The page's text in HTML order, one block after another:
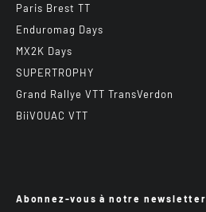
Paris Brest TT
Enduromag Days
MX2K Days
SUPERTROPHY
Grand Rallye VTT TransVerdon
BiiVOUAC VTT
Abonnez-vous à notre newsletter